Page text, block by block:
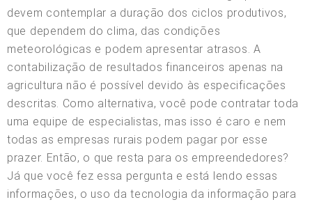
devem contemplar a duração dos ciclos produtivos,
que dependem do clima, das condições
meteorológicas e podem apresentar atrasos. A
contabilização de resultados financeiros apenas na
agricultura não é possível devido às especificações
descritas. Como alternativa, você pode contratar toda
uma equipe de especialistas, mas isso é caro e nem
todas as empresas rurais podem pagar por esse
prazer. Então, o que resta para os empreendedores?
Já que você fez essa pergunta e está lendo essas
informações, o uso da tecnologia da informação para